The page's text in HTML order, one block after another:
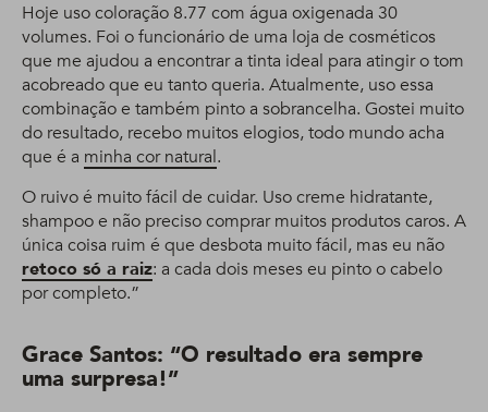
Hoje uso coloração 8.77 com água oxigenada 30
volumes. Foi o funcionário de uma loja de cosméticos
que me ajudou a encontrar a tinta ideal para atingir o tom
acobreado que eu tanto queria. Atualmente, uso essa
combinação e também pinto a sobrancelha. Gostei muito
do resultado, recebo muitos elogios, todo mundo acha
que é a minha cor natural.
O ruivo é muito fácil de cuidar. Uso creme hidratante,
shampoo e não preciso comprar muitos produtos caros. A
única coisa ruim é que desbota muito fácil, mas eu não
retoco só a raiz: a cada dois meses eu pinto o cabelo
por completo.”
Grace Santos: “O resultado era sempre
uma surpresa!”